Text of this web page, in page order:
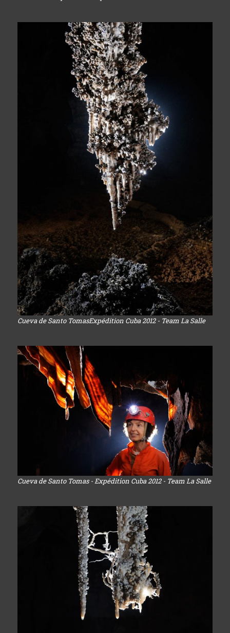
Cueva de Santo TomasExpédition Cuba 2012 - Team La Salle
Cueva de Santo Tomas - Expédition Cuba 2012 - Team La Salle